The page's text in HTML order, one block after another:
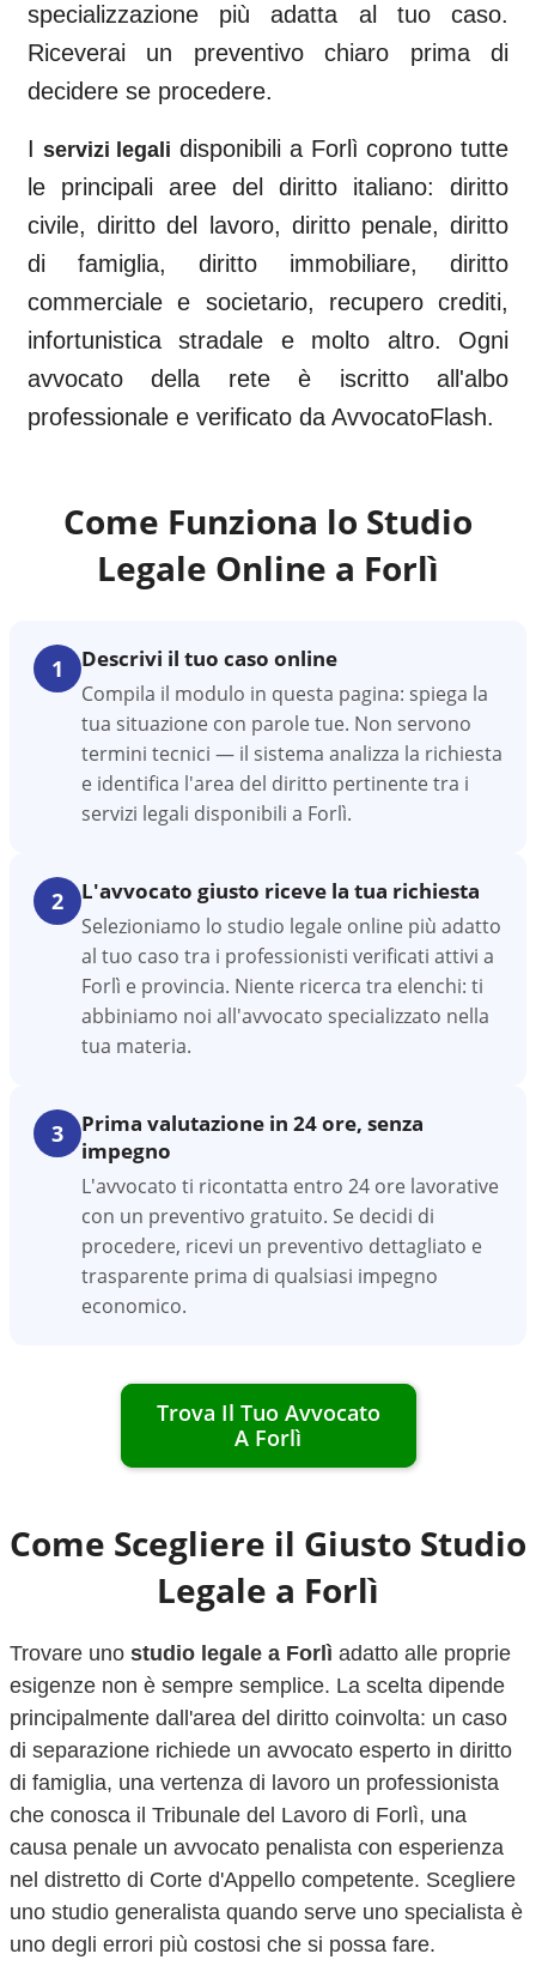
specializzazione più adatta al tuo caso.
Riceverai un preventivo chiaro prima di
decidere se procedere.
I servizi legali disponibili a Forlì coprono tutte
le principali aree del diritto italiano: diritto
civile, diritto del lavoro, diritto penale, diritto
di famiglia, diritto immobiliare, diritto
commerciale e societario, recupero crediti,
infortunistica stradale e molto altro. Ogni
avvocato della rete è iscritto all'albo
professionale e verificato da AvvocatoFlash.
Come Funziona lo Studio
Legale Online a Forlì
1 Descrivi il tuo caso online
Compila il modulo in questa pagina: spiega la
tua situazione con parole tue. Non servono
termini tecnici — il sistema analizza la richiesta
e identifica l'area del diritto pertinente tra i
servizi legali disponibili a Forlì.
2 L'avvocato giusto riceve la tua richiesta
Selezioniamo lo studio legale online più adatto
al tuo caso tra i professionisti verificati attivi a
Forlì e provincia. Niente ricerca tra elenchi: ti
abbiniamo noi all'avvocato specializzato nella
tua materia.
3
Prima valutazione in 24 ore, senza
impegno
L'avvocato ti ricontatta entro 24 ore lavorative
con un preventivo gratuito. Se decidi di
procedere, ricevi un preventivo dettagliato e
trasparente prima di qualsiasi impegno
economico.
Trova Il Tuo Avvocato
A Forlì
Come Scegliere il Giusto Studio
Legale a Forlì
Trovare uno studio legale a Forlì adatto alle proprie
esigenze non è sempre semplice. La scelta dipende
principalmente dall'area del diritto coinvolta: un caso
di separazione richiede un avvocato esperto in diritto
di famiglia, una vertenza di lavoro un professionista
che conosca il Tribunale del Lavoro di Forlì, una
causa penale un avvocato penalista con esperienza
nel distretto di Corte d'Appello competente. Scegliere
uno studio generalista quando serve uno specialista è
uno degli errori più costosi che si possa fare.